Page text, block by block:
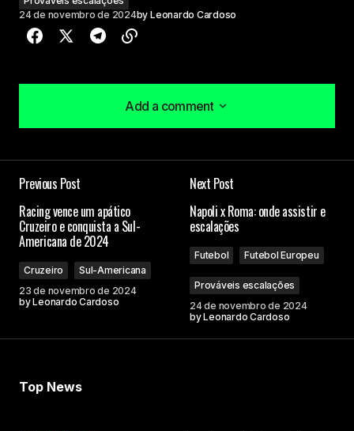
24 de novembro de 2024by Leonardo Cardoso
Add a comment
Add a comment
Campos obrigatórios são marcados com*
Previous Post
Racing vence um apático
Cruzeiro e conquista a Sul-
Americana de 2024
Cruzeiro
Sul-Americana
23 de novembro de 2024
byLeonardo Cardoso
Next Post
Napoli x Roma: onde assistir e
escalações
Futebol Futebol Europeu
Prováveis escalações
24 de novembro de 2024
byLeonardo Cardoso
Top News